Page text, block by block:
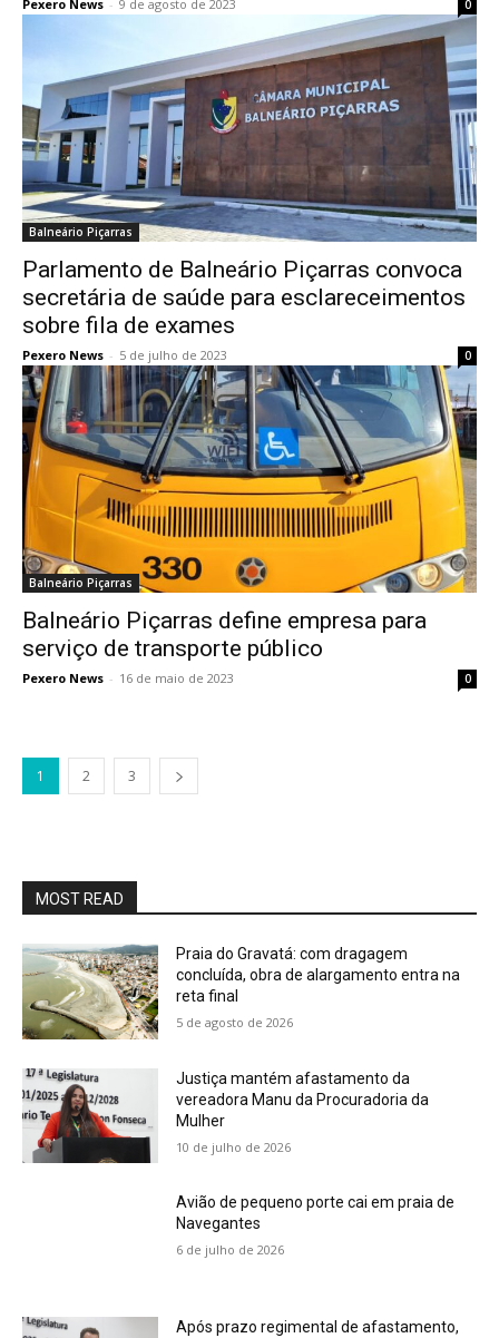
Pexero News - 9 de agosto de 2023 0
Balneário Piçarras
Parlamento de Balneário Piçarras convoca
secretária de saúde para esclareceimentos
sobre fila de exames
Pexero News - 5 de julho de 2023 0
Balneário Piçarras
Balneário Piçarras define empresa para
serviço de transporte público
Pexero News - 16 de maio de 2023 0
1 2 3
MOST READ
Praia do Gravatá: com dragagem
concluída, obra de alargamento entra na
reta final
5 de agosto de 2026
Justiça mantém afastamento da
vereadora Manu da Procuradoria da
Mulher
10 de julho de 2026
Avião de pequeno porte cai em praia de
Navegantes
6 de julho de 2026
Após prazo regimental de afastamento,